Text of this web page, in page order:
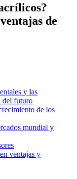
de
y las
del futuro
de los
mundial y
ventajas y